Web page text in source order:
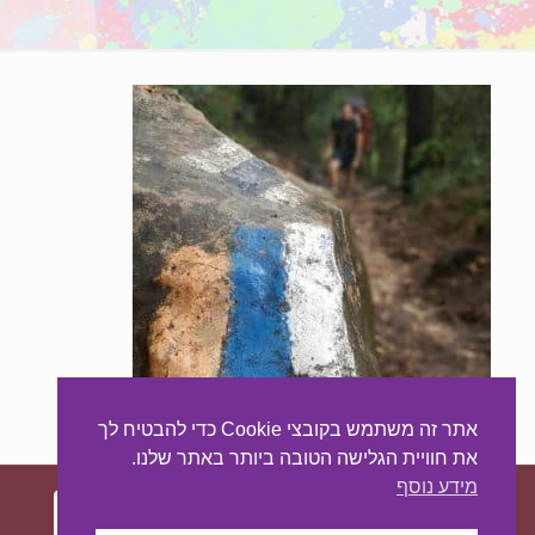
אתר זה משתמש בקובצי Cookie כדי להבטיח לך
את חוויית הגלישה הטובה ביותר באתר שלנו.
מידע נוסף